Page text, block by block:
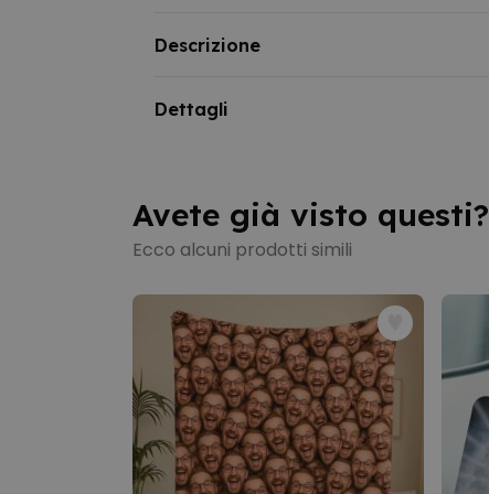
Descrizione
Dettagli
Avete già visto questi?
Ecco alcuni prodotti simili